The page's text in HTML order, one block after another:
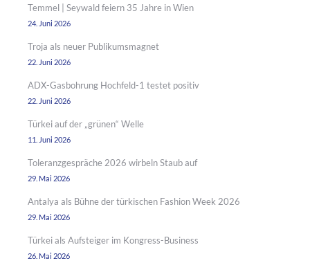
Temmel | Seywald feiern 35 Jahre in Wien
24. Juni 2026
Troja als neuer Publikumsmagnet
22. Juni 2026
ADX-Gasbohrung Hochfeld-1 testet positiv
22. Juni 2026
Türkei auf der „grünen“ Welle
11. Juni 2026
Toleranzgespräche 2026 wirbeln Staub auf
29. Mai 2026
Antalya als Bühne der türkischen Fashion Week 2026
29. Mai 2026
Türkei als Aufsteiger im Kongress-Business
26. Mai 2026